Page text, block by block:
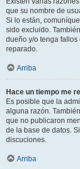
que su nombre de
Si lo están,
sido excluido.
dueño y/o tenga
reparado.
Arriba
Hace un tiempo me
Es posible que la
alguna razón.
que no publicaron
de la base de datos.
discuciones.
Arriba